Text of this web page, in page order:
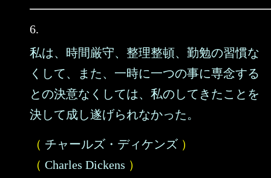
6.
私は、時間厳守、整理整頓、勤勉の習慣な
くして、また、一時に一つの事に専念する
との決意なくしては、私のしてきたことを
決して成し遂げられなかった。
（ チャールズ・ディケンズ ）
（ Charles Dickens ）